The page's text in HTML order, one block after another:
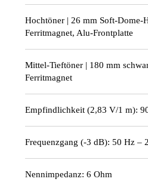
Hochtöner | 26 mm Soft-Dome-
Ferritmagnet, Alu-Frontplatte
Mittel-Tieftöner | 180 mm
Ferritmagnet
Empfindlichkeit (2,83 V/1 m):
Frequenzgang (-3 dB): 50 Hz –
Nennimpedanz: 6 Ohm